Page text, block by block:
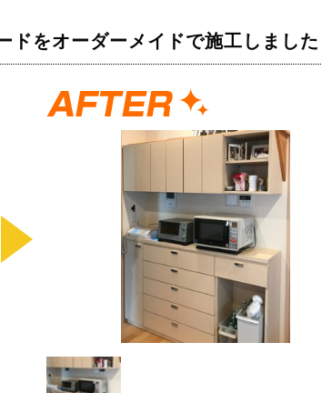
ドをオーダーメイドで施工しました